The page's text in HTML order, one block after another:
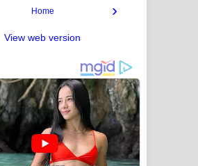
›
Home
View web version